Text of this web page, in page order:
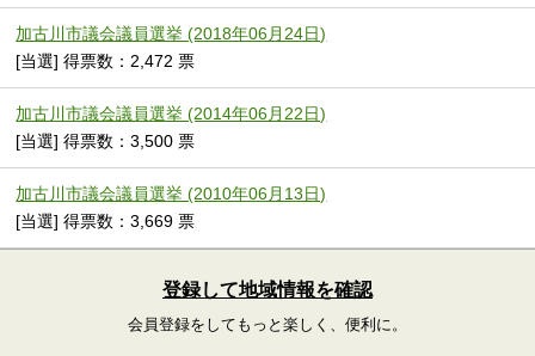
加古川市議会議員選挙 (2018年06月24日)
[当選] 得票数：2,472 票
加古川市議会議員選挙 (2014年06月22日)
[当選] 得票数：3,500 票
加古川市議会議員選挙 (2010年06月13日)
[当選] 得票数：3,669 票
登録して地域情報を確認
会員登録をしてもっと楽しく、便利に。